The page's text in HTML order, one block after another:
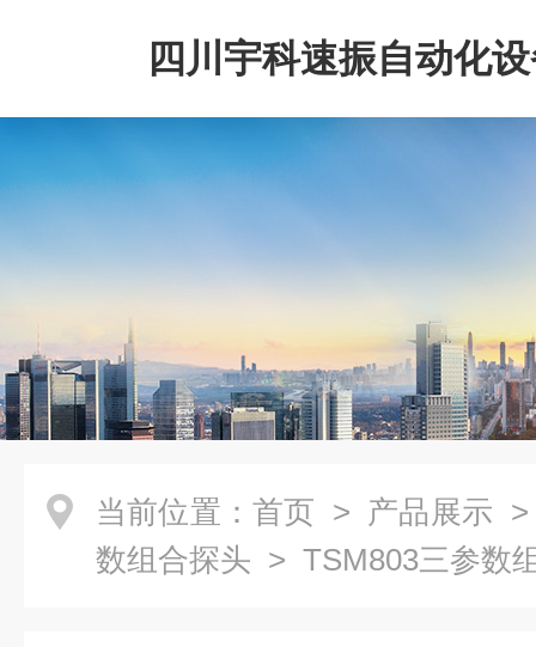
四川宇科速振自动化
公司
当前位置： 首页 > 产品展示
数组合探头 > TSM803三参数